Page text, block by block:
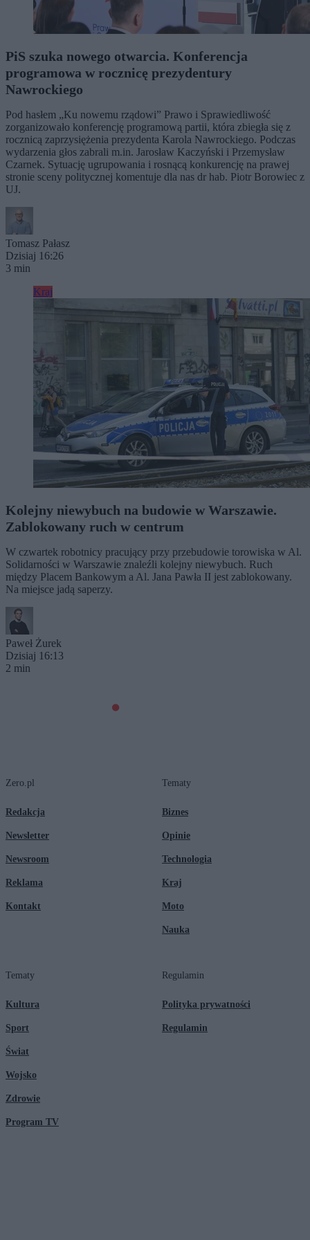
PiS szuka nowego otwarcia. Konferencja
programowa w rocznicę prezydentury
Nawrockiego
Pod hasłem „Ku nowemu rządowi” Prawo i Sprawiedliwość
zorganizowało konferencję programową partii, która zbiegła się z
rocznicą zaprzysiężenia prezydenta Karola Nawrockiego. Podczas
wydarzenia głos zabrali m.in. Jarosław Kaczyński i Przemysław
Czarnek. Sytuację ugrupowania i rosnącą konkurencję na prawej
stronie sceny politycznej komentuje dla nas dr hab. Piotr Borowiec z
UJ.
Tomasz Pałasz
Dzisiaj 16:26
3 min
Kraj
Kolejny niewybuch na budowie w Warszawie.
Zablokowany ruch w centrum
W czwartek robotnicy pracujący przy przebudowie torowiska w Al.
Solidarności w Warszawie znaleźli kolejny niewybuch. Ruch
między Placem Bankowym a Al. Jana Pawła II jest zablokowany.
Na miejsce jadą saperzy.
Paweł Żurek
Dzisiaj 16:13
2 min
Zero.pl
Redakcja
Newsletter
Newsroom
Reklama
Kontakt
Tematy
Biznes
Opinie
Technologia
Kraj
Moto
Nauka
Tematy
Kultura
Sport
Świat
Wojsko
Zdrowie
Program TV
Regulamin
Polityka prywatności
Regulamin